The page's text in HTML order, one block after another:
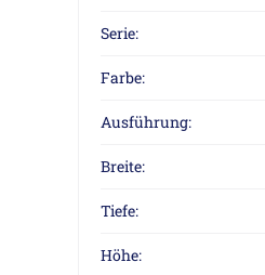
Serie:
Farbe:
Ausführung:
Breite:
Tiefe:
Höhe: